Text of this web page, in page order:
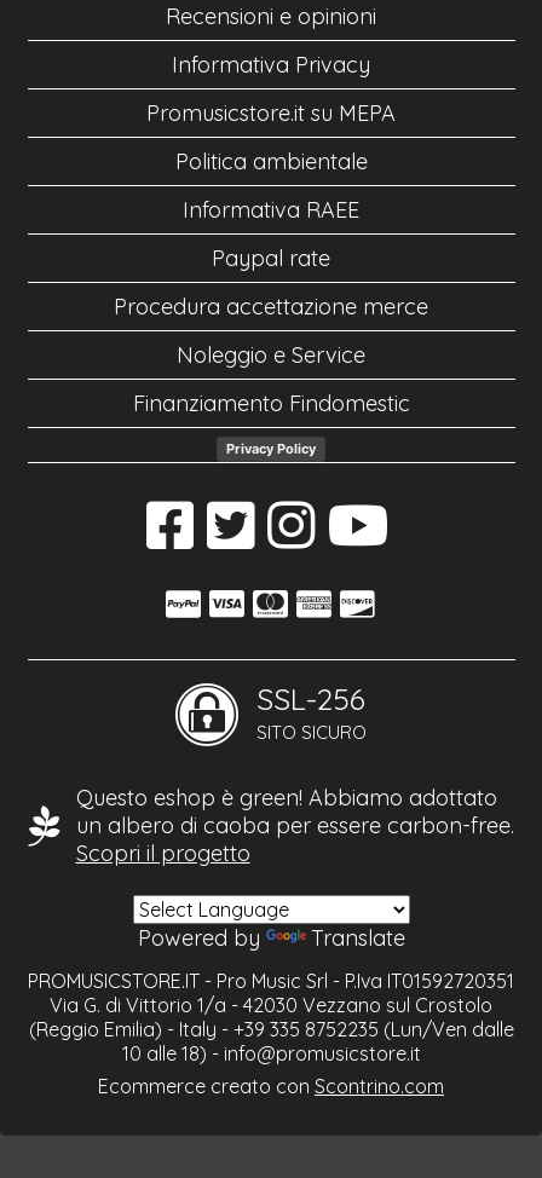
Recensioni e opinioni
Informativa Privacy
Promusicstore.it su MEPA
Politica ambientale
Informativa RAEE
Paypal rate
Procedura accettazione merce
Noleggio e Service
Finanziamento Findomestic
Privacy Policy
SSL-256
SITO SICURO
Questo eshop è green! Abbiamo adottato
un albero di caoba per essere carbon-free.
Scopri il progetto
Powered by Translate
PROMUSICSTORE.IT - Pro Music Srl - P.Iva IT01592720351
Via G. di Vittorio 1/a - 42030 Vezzano sul Crostolo
(Reggio Emilia) - Italy - +39 335 8752235 (Lun/Ven dalle
10 alle 18) - info@promusicstore.it
Ecommerce creato con Scontrino.com